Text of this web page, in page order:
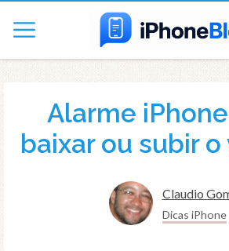
Alarme
baixar ou subir
Claudio
Dicas iPhone